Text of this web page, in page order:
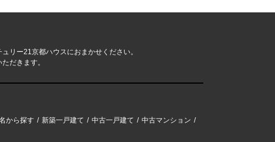
リー21京都ハウスにおまかせください。
だきます。
から探す 新築一戸建て 中古一戸建て
中古マンション